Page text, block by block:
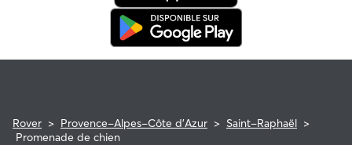
Rover > Provence-Alpes-Côte d'Azur > Saint-Raphaël >
Promenade de chien